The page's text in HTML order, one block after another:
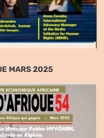
MARS 2025